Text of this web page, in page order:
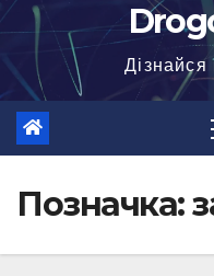
Позначка: